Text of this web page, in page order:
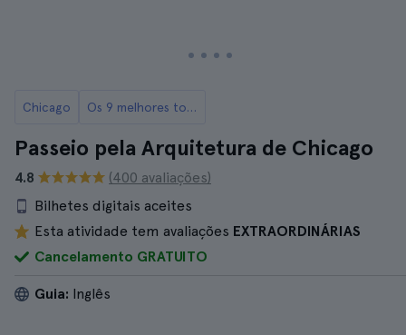
Chicago Os 9 melhores tours de Chicago
Passeio pela Arquitetura de Chicago
4.8
(400 avaliações)
Bilhetes digitais aceites
Esta atividade tem avaliações EXTRAORDINÁRIAS
Cancelamento GRATUITO
Guia: Inglês